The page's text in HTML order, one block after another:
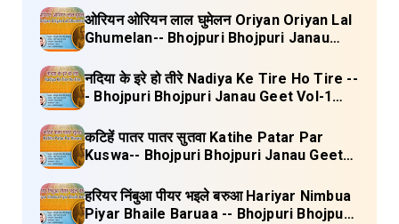
ओरियन ओरियन लाल घुमेलन Oriyan Oriyan Lal
Ghumelan-- Bhojpuri Bhojpuri Janau
नदिया के इरे हो तीरे Nadiya Ke Tire Ho Tire --
- Bhojpuri Bhojpuri Janau Geet Vol-1
कटिहें पातर पातर सुतवा Katihe Patar Par
Kuswa-- Bhojpuri Bhojpuri Janau Geet
हरियर निंबुआ पीयर भइले बरुआ Hariyar Nimbua
Piyar Bhaile Baruaa -- Bhojpuri Bhojpuri